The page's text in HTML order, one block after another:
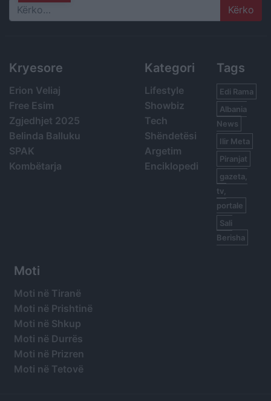
Search
Kryesore
Erion Veliaj
Free Esim
Zgjedhjet 2025
Belinda Balluku
SPAK
Kombëtarja
Kategori
Lifestyle
Showbiz
Tech
Shëndetësi
Argetim
Enciklopedi
Tags
Edi Rama
Albania
News
Ilir Meta
Piranjat
gazeta,
tv,
portale
Sali
Berisha
Moti
Moti në Tiranë
Moti në Prishtinë
Moti në Shkup
Moti në Durrës
Moti në Prizren
Moti në Tetovë